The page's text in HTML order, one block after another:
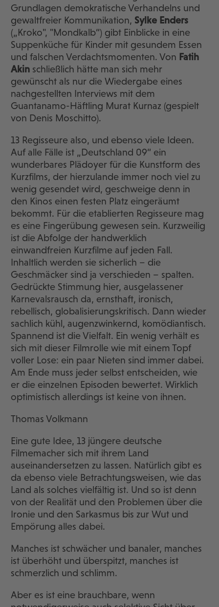
Grundlagen demokratische Verhandelns und
gewaltfreier Kommunikation, Sylke Enders
(„Kroko", "Mondkalb“) gibt Einblicke in eine
Suppenküche für Kinder mit gesundem Essen
und falschen Verdachtsmomenten. Von Fatih
Akin schließlich hätte man sich mehr
gewünscht als nur die Wiedergabe eines
nachgestellten Interviews mit dem
Guantanamo-Häftling Murat Kurnaz (gespielt
von Denis Moschitto).
13 Regisseure also, und ebenso viele Ideen.
Auf alle Fälle ist „Deutschland 09“ ein
wunderbares Plädoyer für die Kunstform des
Kurzfilms, der hierzulande immer noch viel zu
wenig gesendet wird, geschweige denn in
den Kinos einen festen Platz eingeräumt
bekommt. Für die etablierten Regisseure mag
es eine Fingerübung gewesen sein. Kurzweilig
ist die Abfolge der handwerklich
einwandfreien Kurzfilme auf jeden Fall.
Inhaltlich werden sie sicherlich – die
Geschmäcker sind ja verschieden – spalten.
Gedrückte Stimmung hier, ausgelassener
Karnevalsrausch da, ernsthaft, ironisch,
rebellisch, globalisierungskritisch. Dann wieder
sachlich kühl, augenzwinkernd, komödiantisch.
Spannend ist die Vielfalt. Ein wenig verhält es
sich mit dieser Filmrolle wie mit einem Topf
voller Lose: ein paar Nieten sind immer dabei.
Am Ende muss jeder selbst entscheiden, wie
er die einzelnen Episoden bewertet. Wirklich
optimistisch allerdings ist keine von ihnen.
Thomas Volkmann
Eine gute Idee, 13 jüngere deutsche
Filmemacher sich mit ihrem Land
auseinandersetzen zu lassen. Natürlich gibt es
da ebenso viele Betrachtungsweisen, wie das
Land als solches vielfältig ist. Und so ist denn
von der Realität und den Problemen über die
Ironie und den Sarkasmus bis zur Wut und
Empörung alles dabei.
Manches ist schwächer und banaler, manches
ist überhöht und überspitzt, manches ist
schmerzlich und schlimm.
Aber es ist eine brauchbare, wenn